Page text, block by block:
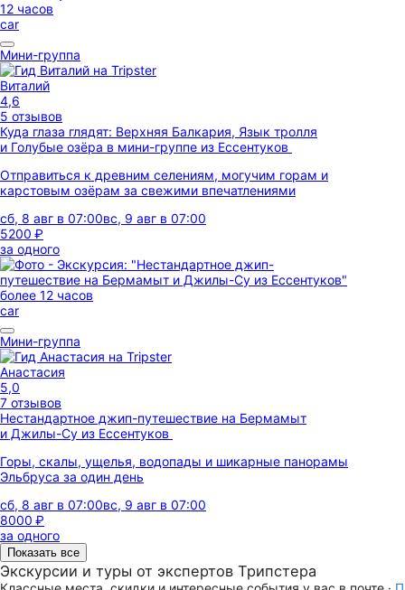
12 часов
car
Мини-группа
Виталий
4,6
5 отзывов
Куда глаза глядят: Верхняя Балкария, Язык тролля
и Голубые озёра в мини-группе из Ессентуков
Отправиться к древним селениям, могучим горам и
карстовым озёрам за свежими впечатлениями
сб, 8 авг в 07:00вс, 9 авг в 07:00
5200 ₽
за одного
более 12 часов
car
Мини-группа
Анастасия
5,0
7 отзывов
Нестандартное джип-путешествие на Бермамыт
и Джилы-Су из Ессентуков
Горы, скалы, ущелья, водопады и шикарные панорамы
Эльбруса за один день
сб, 8 авг в 07:00вс, 9 авг в 07:00
8000 ₽
за одного
Показать все
Экскурсии и туры от экспертов Трипстера